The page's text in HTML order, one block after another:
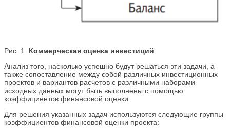
Рис. 1. Коммерческая оценка инвестиций
Анализ того, насколько успешно будут решаться эти задачи, а
также сопоставление между собой различных инвестиционных
проектов и вариантов расчетов с различными наборами
исходных данных могут быть выполнены с помощью
коэффициентов финансовой оценки.
Для решения указанных задач используются следующие группы
коэффициентов финансовой оценки проекта: